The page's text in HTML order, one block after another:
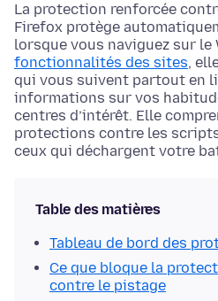
La protection renforcée
Firefox protège
lorsque vous naviguez sur le
fonctionnalités des sites,
qui vous suivent partout en
informations sur vos
centres d’intérêt. Elle
protections contre les
ceux qui déchargent votre
Table des matières
Tableau de bord des
Ce que bloque la
contre le pistage